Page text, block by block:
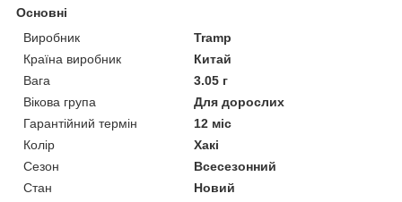
Основні
Виробник
Tramp
Країна виробник
Китай
Вага
3.05 г
Вікова група
Для дорослих
Гарантійний термін
12 міс
Колір
Хакі
Сезон
Всесезонний
Стан
Новий